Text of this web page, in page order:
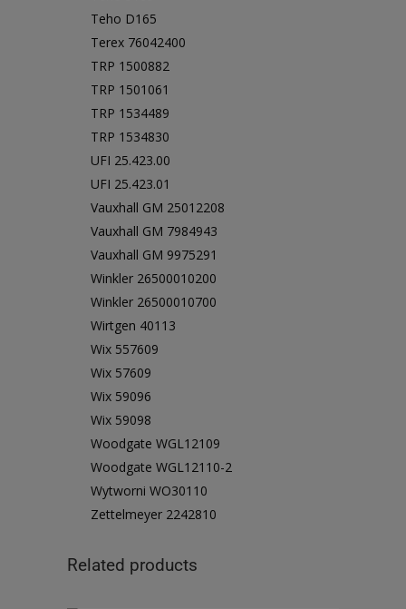
Teho D165
Terex 76042400
TRP 1500882
TRP 1501061
TRP 1534489
TRP 1534830
UFI 25.423.00
UFI 25.423.01
Vauxhall GM 25012208
Vauxhall GM 7984943
Vauxhall GM 9975291
Winkler 26500010200
Winkler 26500010700
Wirtgen 40113
Wix 557609
Wix 57609
Wix 59096
Wix 59098
Woodgate WGL12109
Woodgate WGL12110-2
Wytworni WO30110
Zettelmeyer 2242810
Related products